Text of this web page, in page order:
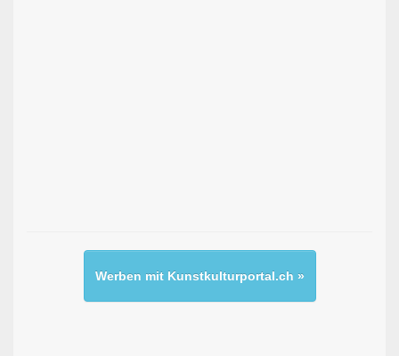
Werben mit Kunstkulturportal.ch »